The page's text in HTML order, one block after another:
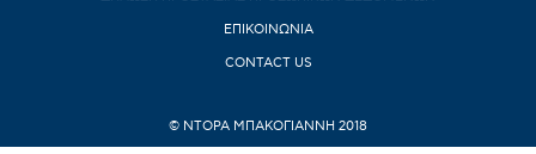
ΕΠΙΚΟΙΝΩΝΙΑ
CONTACT US
© ΝΤΟΡΑ ΜΠΑΚΟΓΙΑΝΝΗ 2018